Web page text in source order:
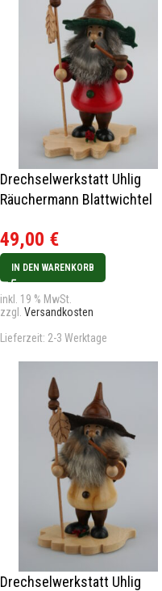
Drechselwerkstatt Uhlig
Räuchermann Blattwichtel
49,00 €
IN DEN WARENKORB
inkl. 19 % MwSt.
zzgl. Versandkosten
Lieferzeit: 2-3 Werktage
Drechselwerkstatt Uhlig